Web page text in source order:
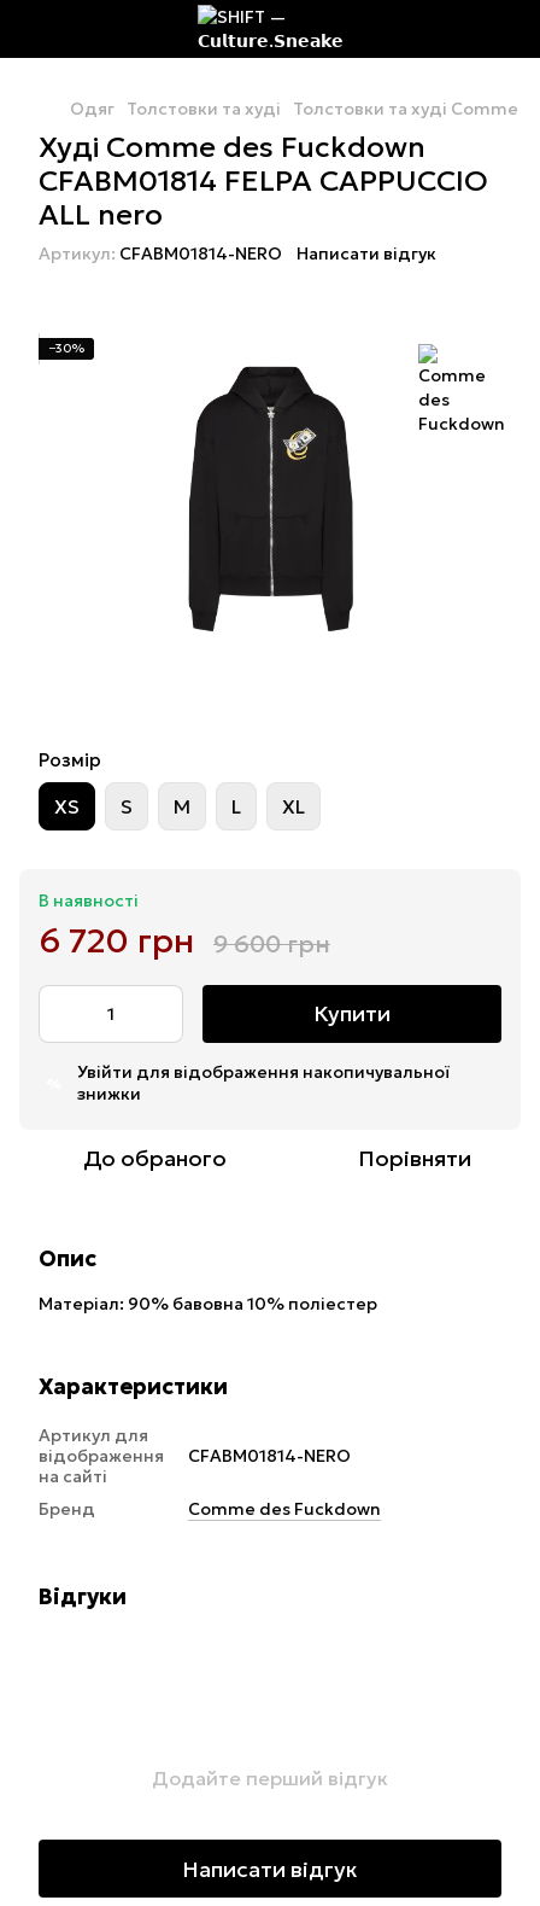
Одяг Толстовки та худі Толстовки та худі Comme
Худі Comme des Fuckdown
CFABM01814 FELPA CAPPUCCIO
ALL nero
Артикул: CFABM01814-NERO Написати відгук
−30%
Розмір
XS S M L XL
В наявності
6 720 грн 9 600 грн
Купити
Увійти для відображення накопичувальної
знижки
До обраного Порівняти
Опис
Матеріал: 90% бавовна 10% поліестер
Характеристики
Артикул для
відображення
на сайті
CFABM01814-NERO
Бренд Comme des Fuckdown
Відгуки
Додайте перший відгук
Написати відгук